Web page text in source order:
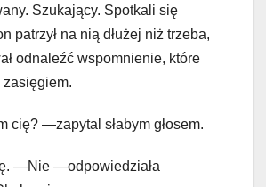
Szukający. Spotkali się
patrzył na nią dłużej niż trzeba,
odnaleźć wspomnienie, które
zasięgiem.
—zapytal słabym głosem.
—Nie —odpowiedziała